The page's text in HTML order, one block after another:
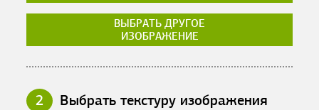
ВЫБРАТЬ ДРУГОЕ
ИЗОБРАЖЕНИЕ
2 Выбрать текстуру изображения